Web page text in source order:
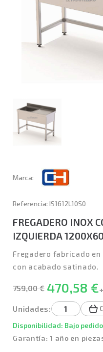
Marca:
Referencia: IS1612L10S0
FREGADERO INOX
IZQUIERDA
Fregadero fabricado
con acabado satinado.
759,00 € 470,58 €
Unidades:
Disponibilidad: Bajo
Garantía: 1 año en